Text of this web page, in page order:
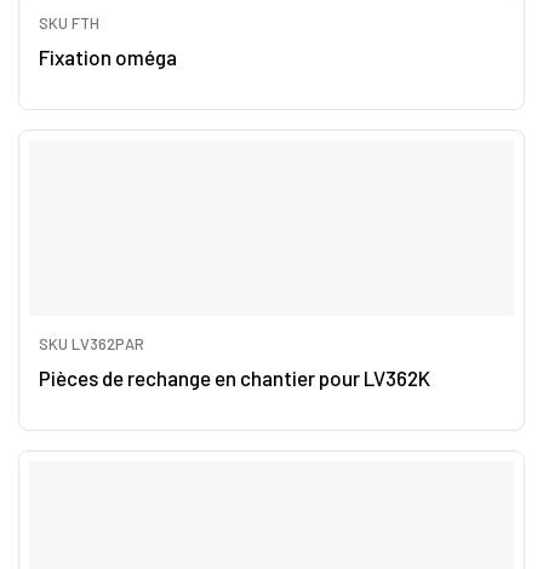
SKU FTH
Fixation oméga
SKU LV362PAR
Pièces de rechange en chantier pour LV362K